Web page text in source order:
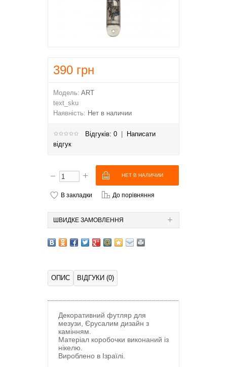
390 грн
Модель: ART
text_sku
Наявність: Нет в наличии
Відгуків: 0
Написати
відгук
В закладки До порівняння
ШВИДКЕ ЗАМОВЛЕННЯ
ОПИС ВІДГУКИ (0)
Декоративний футляр для
мезузи, Єрусалим дизайн з
камінням.
Матеріал коробочки виконаний із
нікелю.
Вироблено в Ізраїлі.